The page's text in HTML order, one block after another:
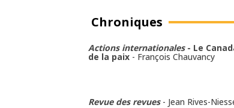
Chroniques
Actions internationales- Le
de la paix - François Chauvancy
Revue des revues - Jean Rives-